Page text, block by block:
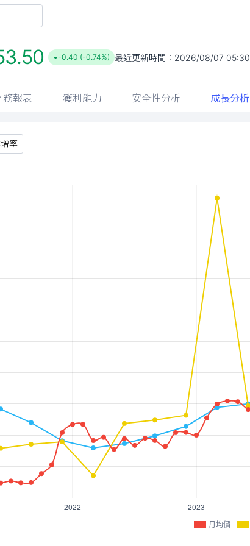
-0.40 (-0.74%) 最近更新時間： 2026/08/07 05:30
務報表 獲利能力 安全性分析 成長分析
率
月均價